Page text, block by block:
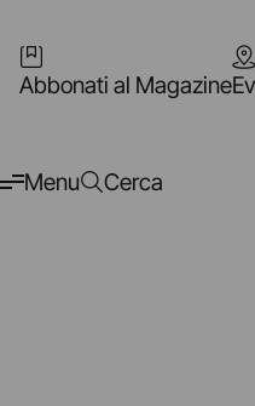
Abbonati al Magazine
Menu Cerca